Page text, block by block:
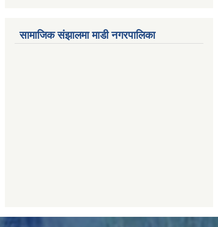
सामाजिक संझालमा माडी नगरपालिका